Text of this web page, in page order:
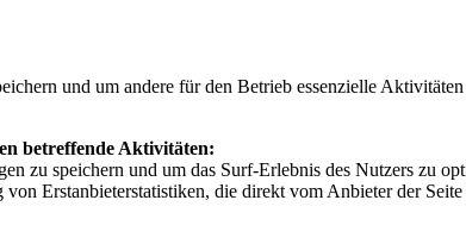
und um andere für den Betrieb essenzielle
betreffende Aktivitäten:
zu speichern und um das Surf-Erlebnis des Nutzers zu
Erstanbieterstatistiken, die direkt vom Anbieter der